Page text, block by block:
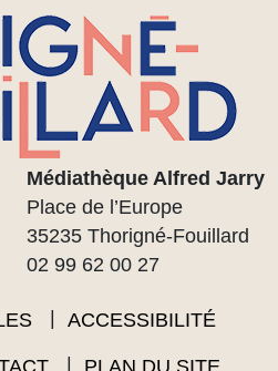
Médiathèque Alfred Jarry
Place de l’Europe
35235 Thorigné-Fouillard
02 99 62 00 27
ACCESSIBILITÉ
PLAN DU SITE